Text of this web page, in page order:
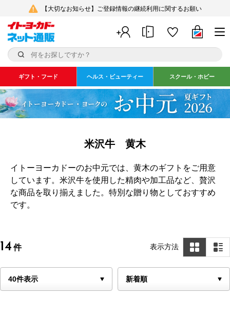
【大切なお知らせ】ご登録情報の継続利用に関するお願い
ギフト・フード ヘルス・ビューティー スクール・ホビー
米沢牛 黄木
イトーヨーカドーのお中元では、黄木のギフトをご用意
しています。米沢牛を使用した精肉や加工品など、贅沢
な商品を取り揃えました。特別な贈り物としておすすめ
です。
14 件 表示方法